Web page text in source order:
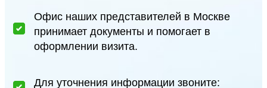
Офис наших представителей в Москве
принимает документы и помогает в
оформлении визита.
Для уточнения информации звоните: